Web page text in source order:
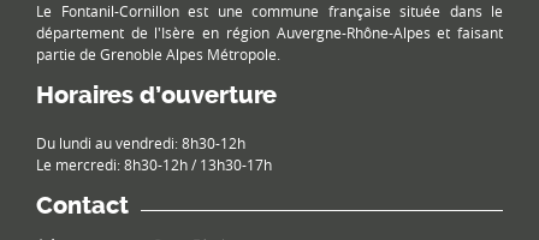
Le Fontanil-Cornillon est une commune française située dans le
département de l'Isère en région Auvergne-Rhône-Alpes et faisant
partie de Grenoble Alpes Métropole.
Horaires d’ouverture
Du lundi au vendredi: 8h30-12h
Le mercredi: 8h30-12h / 13h30-17h
Contact